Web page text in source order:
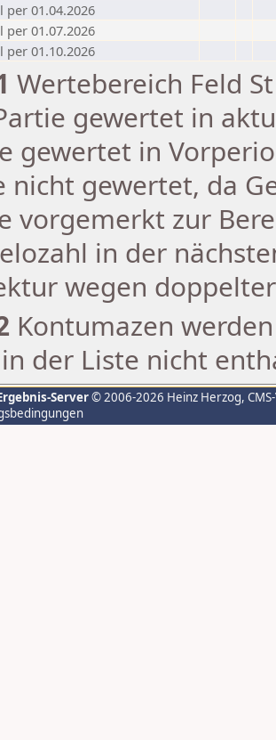
per 01.04.2026
per 01.07.2026
per 01.10.2026
Wertebereich Feld
gewertet in
gewertet in
nicht gewertet, da
vorgemerkt zur
in der
wegen
Kontumazen
der Liste nicht
Server© 2006-2026 Heinz Herzog,